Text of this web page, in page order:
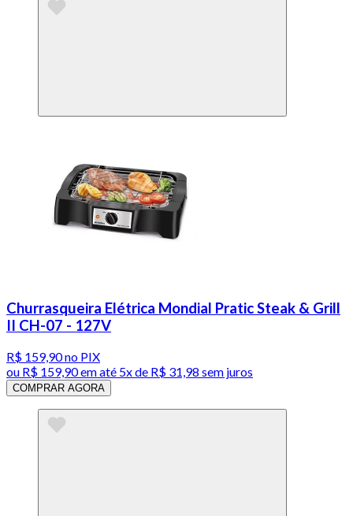
Churrasqueira Elétrica Mondial Pratic Steak & Grill
II CH-07 - 127V
R$ 159,90no PIX
ou R$ 159,90em até 5x de R$ 31,98 sem juros
COMPRAR AGORA